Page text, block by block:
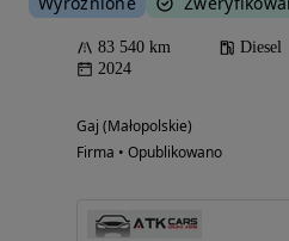
83 540 km Diesel
2024
Gaj (Małopolskie)
Firma • Opublikowano